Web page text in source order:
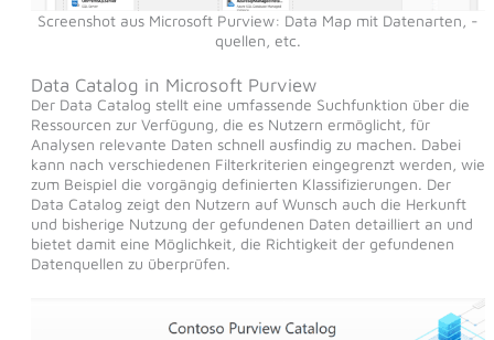
Screenshot aus Microsoft Purview: Data Map mit Datenarten, -
quellen, etc.
Data Catalog in Microsoft Purview
Der Data Catalog stellt eine umfassende Suchfunktion über die
Ressourcen zur Verfügung, die es Nutzern ermöglicht, für
Analysen relevante Daten schnell ausfindig zu machen. Dabei
kann nach verschiedenen Filterkriterien eingegrenzt werden, wie
zum Beispiel die vorgängig definierten Klassifizierungen. Der
Data Catalog zeigt den Nutzern auf Wunsch auch die Herkunft
und bisherige Nutzung der gefundenen Daten detailliert an und
bietet damit eine Möglichkeit, die Richtigkeit der gefundenen
Datenquellen zu überprüfen.